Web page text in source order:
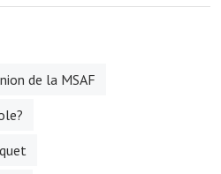
de la MSAF